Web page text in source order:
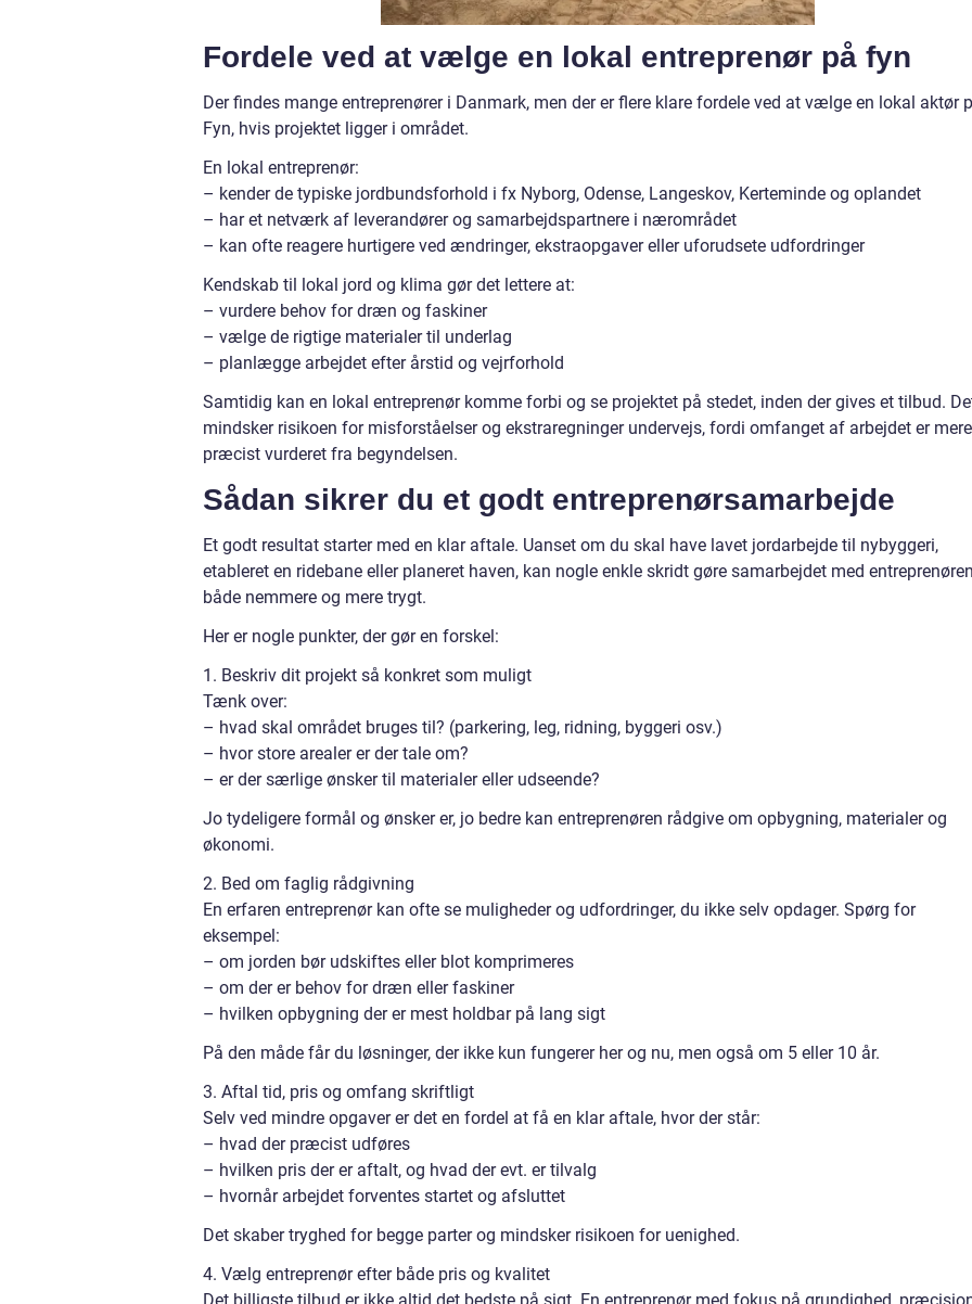
Fordele ved at vælge en lokal entreprenør på fyn
Der findes mange entreprenører i Danmark, men der er flere klare fordele ved at vælge en lokal aktør
Fyn, hvis projektet ligger i området.
En lokal entreprenør:
– kender de typiske jordbundsforhold i fx Nyborg, Odense, Langeskov, Kerteminde og oplandet
– har et netværk af leverandører og samarbejdspartnere i nærområdet
– kan ofte reagere hurtigere ved ændringer, ekstraopgaver eller uforudsete udfordringer
Kendskab til lokal jord og klima gør det lettere at:
– vurdere behov for dræn og faskiner
– vælge de rigtige materialer til underlag
– planlægge arbejdet efter årstid og vejrforhold
Samtidig kan en lokal entreprenør komme forbi og se projektet på stedet, inden der gives et tilbud.
mindsker risikoen for misforståelser og ekstraregninger undervejs, fordi omfanget af arbejdet er mere
præcist vurderet fra begyndelsen.
Sådan sikrer du et godt entreprenørsamarbejde
Et godt resultat starter med en klar aftale. Uanset om du skal have lavet jordarbejde til nybyggeri,
etableret en ridebane eller planeret haven, kan nogle enkle skridt gøre samarbejdet med
både nemmere og mere trygt.
Her er nogle punkter, der gør en forskel:
1. Beskriv dit projekt så konkret som muligt
Tænk over:
– hvad skal området bruges til? (parkering, leg, ridning, byggeri osv.)
– hvor store arealer er der tale om?
– er der særlige ønsker til materialer eller udseende?
Jo tydeligere formål og ønsker er, jo bedre kan entreprenøren rådgive om opbygning, materialer og
økonomi.
2. Bed om faglig rådgivning
En erfaren entreprenør kan ofte se muligheder og udfordringer, du ikke selv opdager. Spørg for
eksempel:
– om jorden bør udskiftes eller blot komprimeres
– om der er behov for dræn eller faskiner
– hvilken opbygning der er mest holdbar på lang sigt
På den måde får du løsninger, der ikke kun fungerer her og nu, men også om 5 eller 10 år.
3. Aftal tid, pris og omfang skriftligt
Selv ved mindre opgaver er det en fordel at få en klar aftale, hvor der står:
– hvad der præcist udføres
– hvilken pris der er aftalt, og hvad der evt. er tilvalg
– hvornår arbejdet forventes startet og afsluttet
Det skaber tryghed for begge parter og mindsker risikoen for uenighed.
4. Vælg entreprenør efter både pris og kvalitet